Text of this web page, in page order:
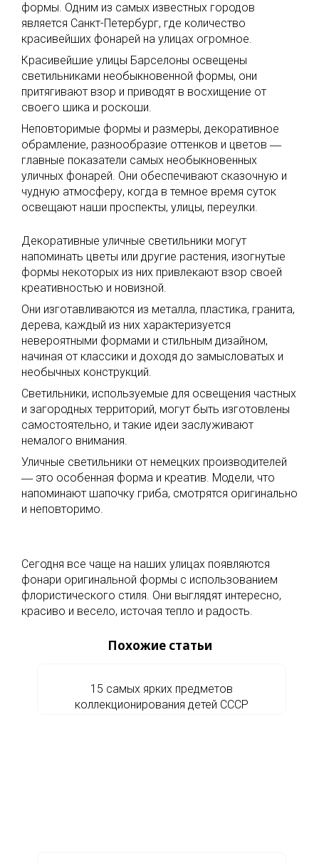
формы. Одним из самых известных городов
является Санкт-Петербург, где количество
красивейших фонарей на улицах огромное.
Красивейшие улицы Барселоны освещены
светильниками необыкновенной формы, они
притягивают взор и приводят в восхищение от
своего шика и роскоши.
Неповторимые формы и размеры, декоративное
обрамление, разнообразие оттенков и цветов ―
главные показатели самых необыкновенных
уличных фонарей. Они обеспечивают сказочную и
чудную атмосферу, когда в темное время суток
освещают наши проспекты, улицы, переулки.
Декоративные уличные светильники могут
напоминать цветы или другие растения, изогнутые
формы некоторых из них привлекают взор своей
креативностью и новизной.
Они изготавливаются из металла, пластика, гранита,
дерева, каждый из них характеризуется
невероятными формами и стильным дизайном,
начиная от классики и доходя до замысловатых и
необычных конструкций.
Светильники, используемые для освещения частных
и загородных территорий, могут быть изготовлены
самостоятельно, и такие идеи заслуживают
немалого внимания.
Уличные светильники от немецких производителей
― это особенная форма и креатив. Модели, что
напоминают шапочку гриба, смотрятся оригинально
и неповторимо.
Сегодня все чаще на наших улицах появляются
фонари оригинальной формы с использованием
флористического стиля. Они выглядят интересно,
красиво и весело, источая тепло и радость.
Похожие статьи
15 самых ярких предметов
коллекционирования детей СССР